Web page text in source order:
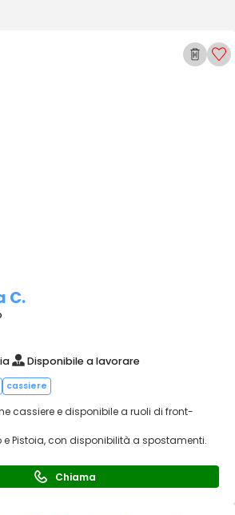
C.
Disponibile a lavorare
cassiere
cassiere e disponibile a ruoli di front-
e Pistoia, con disponibilità a spostamenti.
Chiama